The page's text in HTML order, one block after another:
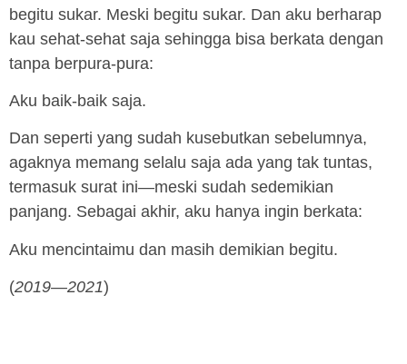
begitu sukar. Meski begitu sukar. Dan aku berharap
kau sehat-sehat saja sehingga bisa berkata dengan
tanpa berpura-pura:
Aku baik-baik saja.
Dan seperti yang sudah kusebutkan sebelumnya,
agaknya memang selalu saja ada yang tak tuntas,
termasuk surat ini—meski sudah sedemikian
panjang. Sebagai akhir, aku hanya ingin berkata:
Aku mencintaimu dan masih demikian begitu.
(2019—2021)